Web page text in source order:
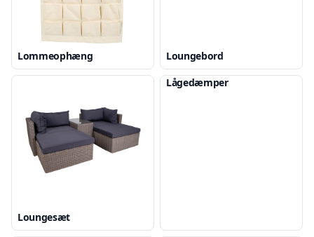
Lommeophæng Loungebord
Loungesæt
Lågedæmper